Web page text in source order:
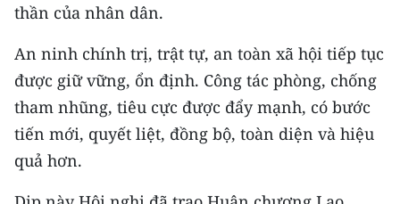
MUA BÁO
ĐỌC BÁO IN
ENGLISH
中文
thần của nhân dân.
An ninh chính trị, trật tự, an toàn xã hội tiếp tục
được giữ vững, ổn định. Công tác phòng, chống
tham nhũng, tiêu cực được đẩy mạnh, có bước
tiến mới, quyết liệt, đồng bộ, toàn diện và hiệu
quả hơn.